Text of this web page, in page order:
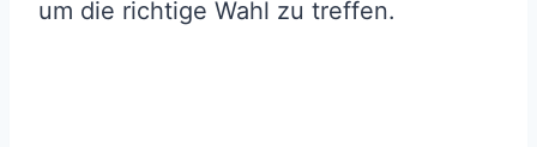
um die richtige Wahl zu treffen.